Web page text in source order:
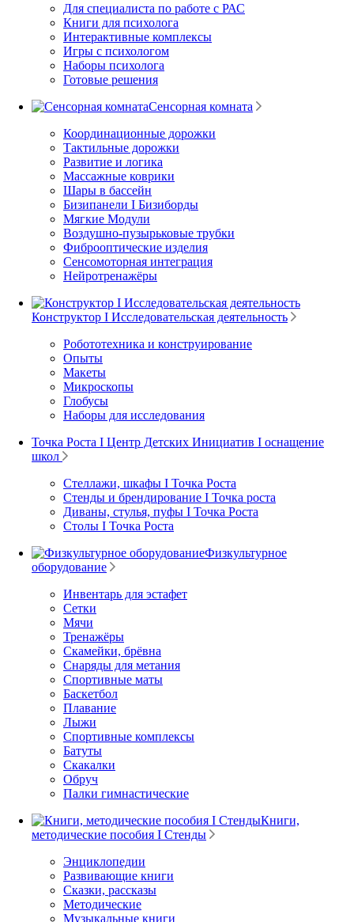
Для специалиста по работе с РАС
Книги для психолога
Интерактивные комплексы
Игры с психологом
Наборы психолога
Готовые решения
Сенсорная комната
Координационные дорожки
Тактильные дорожки
Развитие и логика
Массажные коврики
Шары в бассейн
Бизипанели I Бизиборды
Мягкие Модули
Воздушно-пузырьковые трубки
Фиброоптические изделия
Сенсомоторная интеграция
Нейротренажёры
Конструктор I Исследовательская деятельность
Робототехника и конструирование
Опыты
Макеты
Микроскопы
Глобусы
Наборы для исследования
Точка Роста I Центр Детских Инициатив I оснащение
школ
Стеллажи, шкафы I Точка Роста
Стенды и брендирование I Точка роста
Диваны, стулья, пуфы I Точка Роста
Столы I Точка Роста
Физкультурное
оборудование
Инвентарь для эстафет
Сетки
Мячи
Тренажёры
Скамейки, брёвна
Снаряды для метания
Спортивные маты
Баскетбол
Плавание
Лыжи
Спортивные комплексы
Батуты
Скакалки
Обруч
Палки гимнастические
Книги,
методические пособия I Стенды
Энциклопедии
Развивающие книги
Сказки, рассказы
Методические
Музыкальные книги